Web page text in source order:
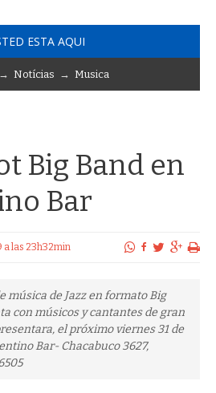
ESTA AQUI
→ Notícias → Musica
Big Band en
Bar
a las 23h32min
música de Jazz en formato Big
con músicos y cantantes de gran
el próximo viernes 31 de
Bar- Chacabuco 3627,